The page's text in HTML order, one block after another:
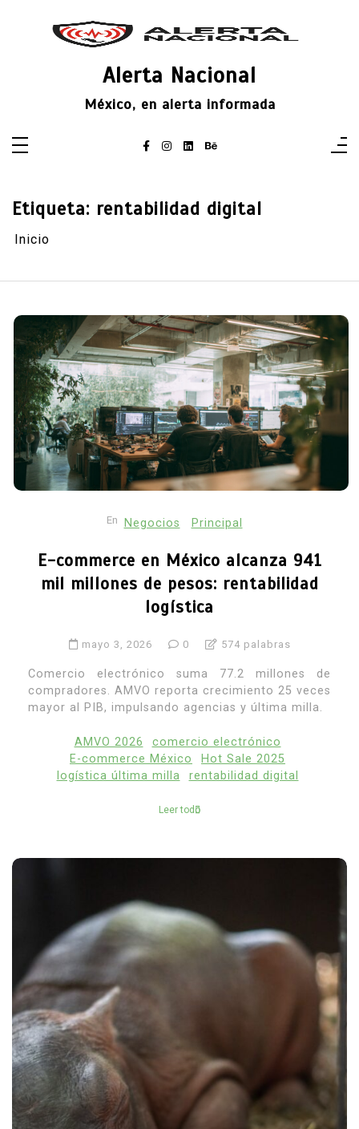
Alerta Nacional
México, en alerta informada
Etiqueta: rentabilidad digital
Inicio
En Negocios Principal
E-commerce en México alcanza 941
mil millones de pesos: rentabilidad
logística
mayo 3, 2026 0 574 palabras
Comercio electrónico suma 77.2 millones de
compradores. AMVO reporta crecimiento 25 veces
mayor al PIB, impulsando agencias y última milla.
AMVO 2026
comercio electrónico
E-commerce México
Hot Sale 2025
logística última milla
rentabilidad digital
Leer todo